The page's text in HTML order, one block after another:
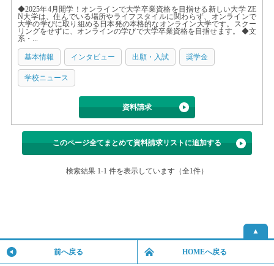
◆2025年4月開学！オンラインで大学卒業資格を目指せる新しい大学 ZE
N大学は、住んでいる場所やライフスタイルに関わらず、オンラインで
大学の学びに取り組める日本発の本格的なオンライン大学です。スクー
リングをせずに、オンラインの学びで大学卒業資格を目指せます。 ◆文
系・...
基本情報 インタビュー 出願・入試 奨学金
学校ニュース
資料請求
このページ全てまとめて資料請求リストに追加する
検索結果 1-1 件を表示しています（全1件）
▲
前へ戻る HOMEへ戻る